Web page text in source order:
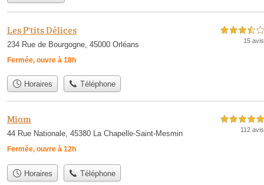
Les P'tits Délices
234 Rue de Bourgogne, 45000 Orléans
Fermée, ouvre à 18h
3,5 étoiles sur 5
15 avis
Horaires Téléphone
Miam
44 Rue Nationale, 45380 La Chapelle-Saint-Mesmin
Fermée, ouvre à 12h
5,0 étoiles sur 5
112 avis
Horaires Téléphone